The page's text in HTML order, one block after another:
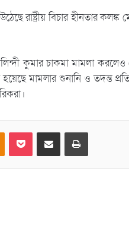
রাষ্ট্রীয় বিচার হীনতার কলঙ্ক
কুমার চাকমা মামলা করলেও
মামলার শুনানি ও তদন্ত